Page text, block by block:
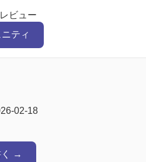
レビュー
ティ
02-18
く →